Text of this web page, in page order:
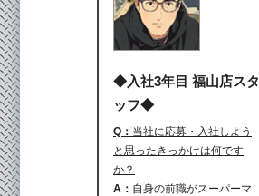
◆入社3年目 福山店スタ
ッフ◆
Q： 当社に応募・入社しよう
と思ったきっかけは何です
か？
A： 自身の前職がスーパーマ